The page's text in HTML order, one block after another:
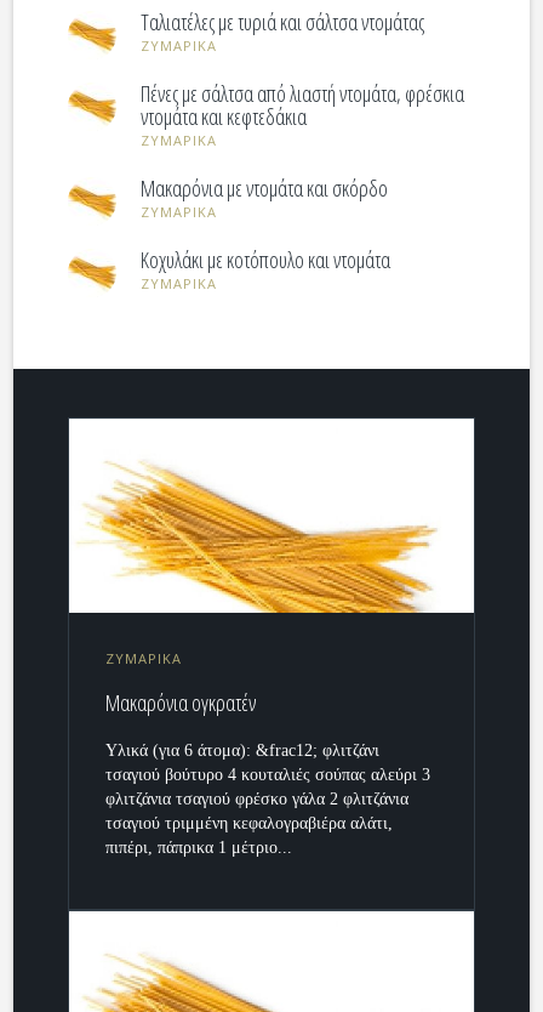
Ταλιατέλες με τυριά και σάλτσα ντομάτας
ΖΥΜΑΡΙΚΑ
Πένες με σάλτσα από λιαστή ντομάτα, φρέσκια
ντομάτα και κεφτεδάκια
ΖΥΜΑΡΙΚΑ
Μακαρόνια με ντομάτα και σκόρδο
ΖΥΜΑΡΙΚΑ
Κοχυλάκι με κοτόπουλο και ντομάτα
ΖΥΜΑΡΙΚΑ
ΖΥΜΑΡΙΚΑ
Μακαρόνια ογκρατέν
Υλικά (για 6 άτομα): &frac12; φλιτζάνι
τσαγιού βούτυρο 4 κουταλιές σούπας αλεύρι 3
φλιτζάνια τσαγιού φρέσκο γάλα 2 φλιτζάνια
τσαγιού τριμμένη κεφαλογραβιέρα αλάτι,
πιπέρι, πάπρικα 1 μέτριο...